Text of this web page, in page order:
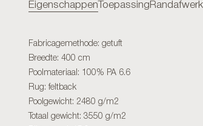
Eigenschappen Toepassing
Fabricagemethode: getuft
Breedte: 400 cm
Poolmateriaal: 100% PA 6.6
Rug: feltback
Poolgewicht: 2480 g/m2
Totaal gewicht: 3550 g/m2